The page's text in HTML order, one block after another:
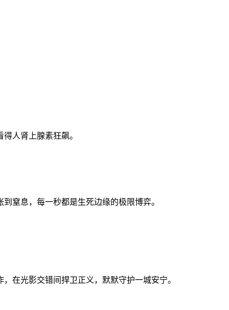
人肾上腺素狂飙。
窒息，每一秒都是生死边缘的极限博弈。
在光影交错间捍卫正义，默默守护一城安宁。